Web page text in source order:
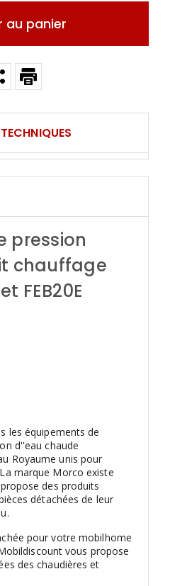
au panier
pression
chauffage
FEB20E
les équipements de
d''eau chaude
Royaume unis pour
marque Morco existe
des produits
détachées de leur
pour votre mobilhome
vous propose
des chaudières et